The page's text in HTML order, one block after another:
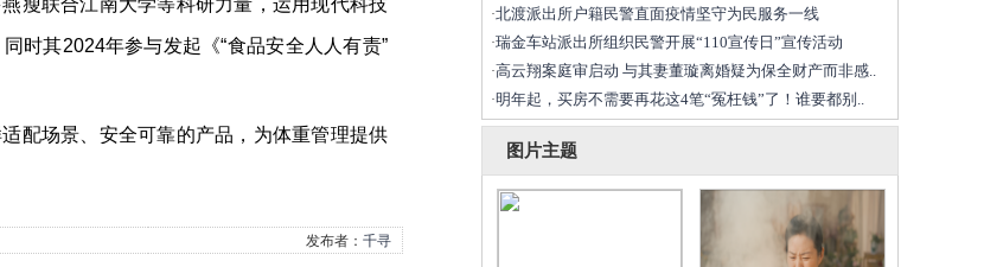
瘦联合江南大学等科研力量，运用现代科技
时其2024年参与发起《“食品安全人人有责”
配场景、安全可靠的产品，为体重管理提供
发布者： 千寻
·北渡派出所户籍民警直面疫情坚守为民服务一线
·瑞金车站派出所组织民警开展“110宣传日”宣传活动
·高云翔案庭审启动 与其妻董璇离婚疑为保全财产而非感..
·明年起，买房不需要再花这4笔“冤枉钱”了！谁要都别..
图片主题